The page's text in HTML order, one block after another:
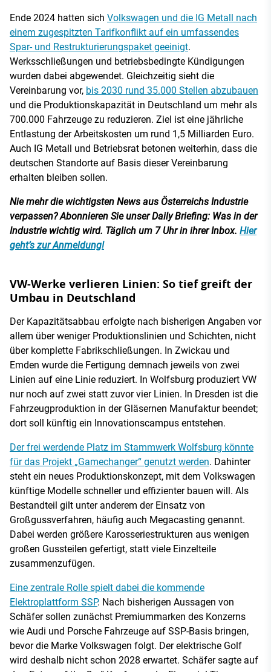
Ende 2024 hatten sich Volkswagen und die IG Metall nach
einem zugespitzten Tarifkonflikt auf ein umfassendes
Spar- und Restrukturierungspaket geeinigt.
Werksschließungen und betriebsbedingte Kündigungen
wurden dabei abgewendet. Gleichzeitig sieht die
Vereinbarung vor, bis 2030 rund 35.000 Stellen abzubauen
und die Produktionskapazität in Deutschland um mehr als
700.000 Fahrzeuge zu reduzieren. Ziel ist eine jährliche
Entlastung der Arbeitskosten um rund 1,5 Milliarden Euro.
Auch IG Metall und Betriebsrat betonen weiterhin, dass die
deutschen Standorte auf Basis dieser Vereinbarung
erhalten bleiben sollen.
Nie mehr die wichtigsten News aus Österreichs Industrie
verpassen? Abonnieren Sie unser Daily Briefing: Was in der
Industrie wichtig wird. Täglich um 7 Uhr in ihrer Inbox. Hier
geht’s zur Anmeldung!
VW-Werke verlieren Linien: So tief greift der
Umbau in Deutschland
Der Kapazitätsabbau erfolgte nach bisherigen Angaben vor
allem über weniger Produktionslinien und Schichten, nicht
über komplette Fabrikschließungen. In Zwickau und
Emden wurde die Fertigung demnach jeweils von zwei
Linien auf eine Linie reduziert. In Wolfsburg produziert VW
nur noch auf zwei statt zuvor vier Linien. In Dresden ist die
Fahrzeugproduktion in der Gläsernen Manufaktur beendet;
dort soll künftig ein Innovationscampus entstehen.
Der frei werdende Platz im Stammwerk Wolfsburg könnte
für das Projekt „Gamechanger“ genutzt werden. Dahinter
steht ein neues Produktionskonzept, mit dem Volkswagen
künftige Modelle schneller und effizienter bauen will. Als
Bestandteil gilt unter anderem der Einsatz von
Großgussverfahren, häufig auch Megacasting genannt.
Dabei werden größere Karosseriestrukturen aus wenigen
großen Gussteilen gefertigt, statt viele Einzelteile
zusammenzufügen.
Eine zentrale Rolle spielt dabei die kommende
Elektroplattform SSP. Nach bisherigen Aussagen von
Schäfer sollen zunächst Premiummarken des Konzerns
wie Audi und Porsche Fahrzeuge auf SSP-Basis bringen,
bevor die Marke Volkswagen folgt. Der elektrische Golf
wird deshalb nicht schon 2028 erwartet. Schäfer sagte auf